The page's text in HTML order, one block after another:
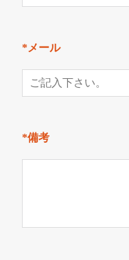
*メール
*備考